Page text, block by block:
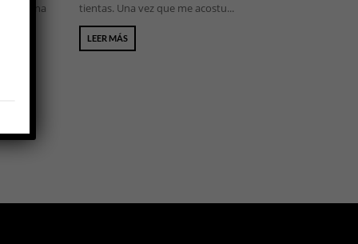
una
tientas. Una vez que me acostu...
LEER MÁS